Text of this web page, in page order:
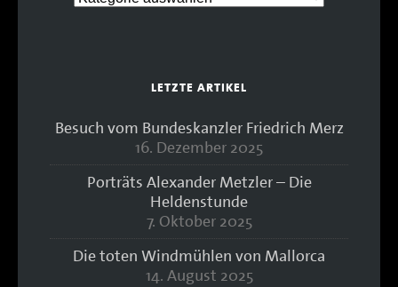
LETZTE ARTIKEL
Besuch vom Bundeskanzler Friedrich Merz
16. Dezember 2025
Porträts Alexander Metzler – Die
Heldenstunde
7. Oktober 2025
Die toten Windmühlen von Mallorca
14. August 2025